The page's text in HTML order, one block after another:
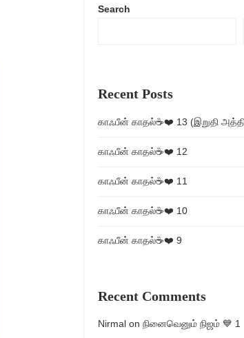
Search
Recent Posts
காஃபீன் காதல்☕❤️ 13 (இறுதி
காஃபீன் காதல்☕❤️ 12
காஃபீன் காதல்☕❤️ 11
காஃபீன் காதல்☕❤️ 10
காஃபீன் காதல்☕❤️ 9
Recent Comments
Nirmal on நினைவெனும் நிஜம் 💙 1